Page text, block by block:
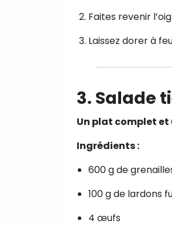
Faites revenir
Laissez dorer à
3. Salade
Un plat complet
Ingrédients :
600 g de
100 g de lardons
4 œufs